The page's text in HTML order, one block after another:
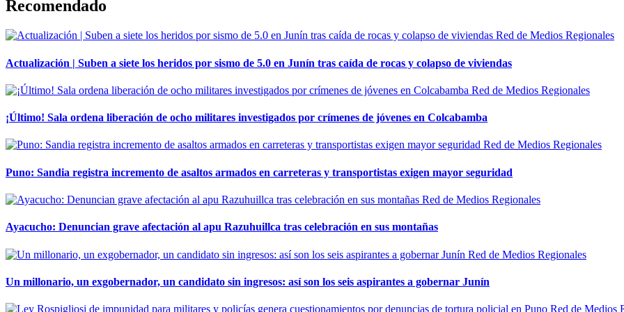
Recomendado
Red de Medios Regionales
Actualización | Suben a siete los heridos por sismo de 5.0 en Junín tras caída de rocas y colapso de viviendas
Red de Medios Regionales
¡Último! Sala ordena liberación de ocho militares investigados por crímenes de jóvenes en Colcabamba
Red de Medios Regionales
Puno: Sandia registra incremento de asaltos armados en carreteras y transportistas exigen mayor seguridad
Red de Medios Regionales
Ayacucho: Denuncian grave afectación al apu Razuhuillca tras celebración en sus montañas
Red de Medios Regionales
Un millonario, un exgobernador, un candidato sin ingresos: así son los seis aspirantes a gobernar Junín
Red de Medios